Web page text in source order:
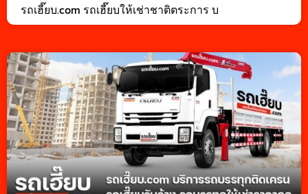
รถเฮี๊ยบ.com รถเฮี๊ยบให้เช่าชาติตระการ บ